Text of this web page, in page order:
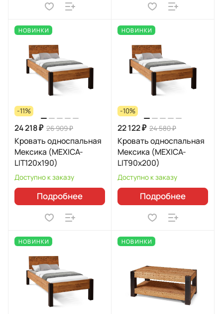
НОВИНКИ
-11%
24 218 ₽ 26 909 ₽
Кровать односпальная
Мексика (MEXICA-
LIT120х190)
Доступно к заказу
Подробнее
НОВИНКИ
-10%
22 122 ₽ 24 580 ₽
Кровать односпальная
Мексика (MEXICA-
LIT90х200)
Доступно к заказу
Подробнее
НОВИНКИ НОВИНКИ